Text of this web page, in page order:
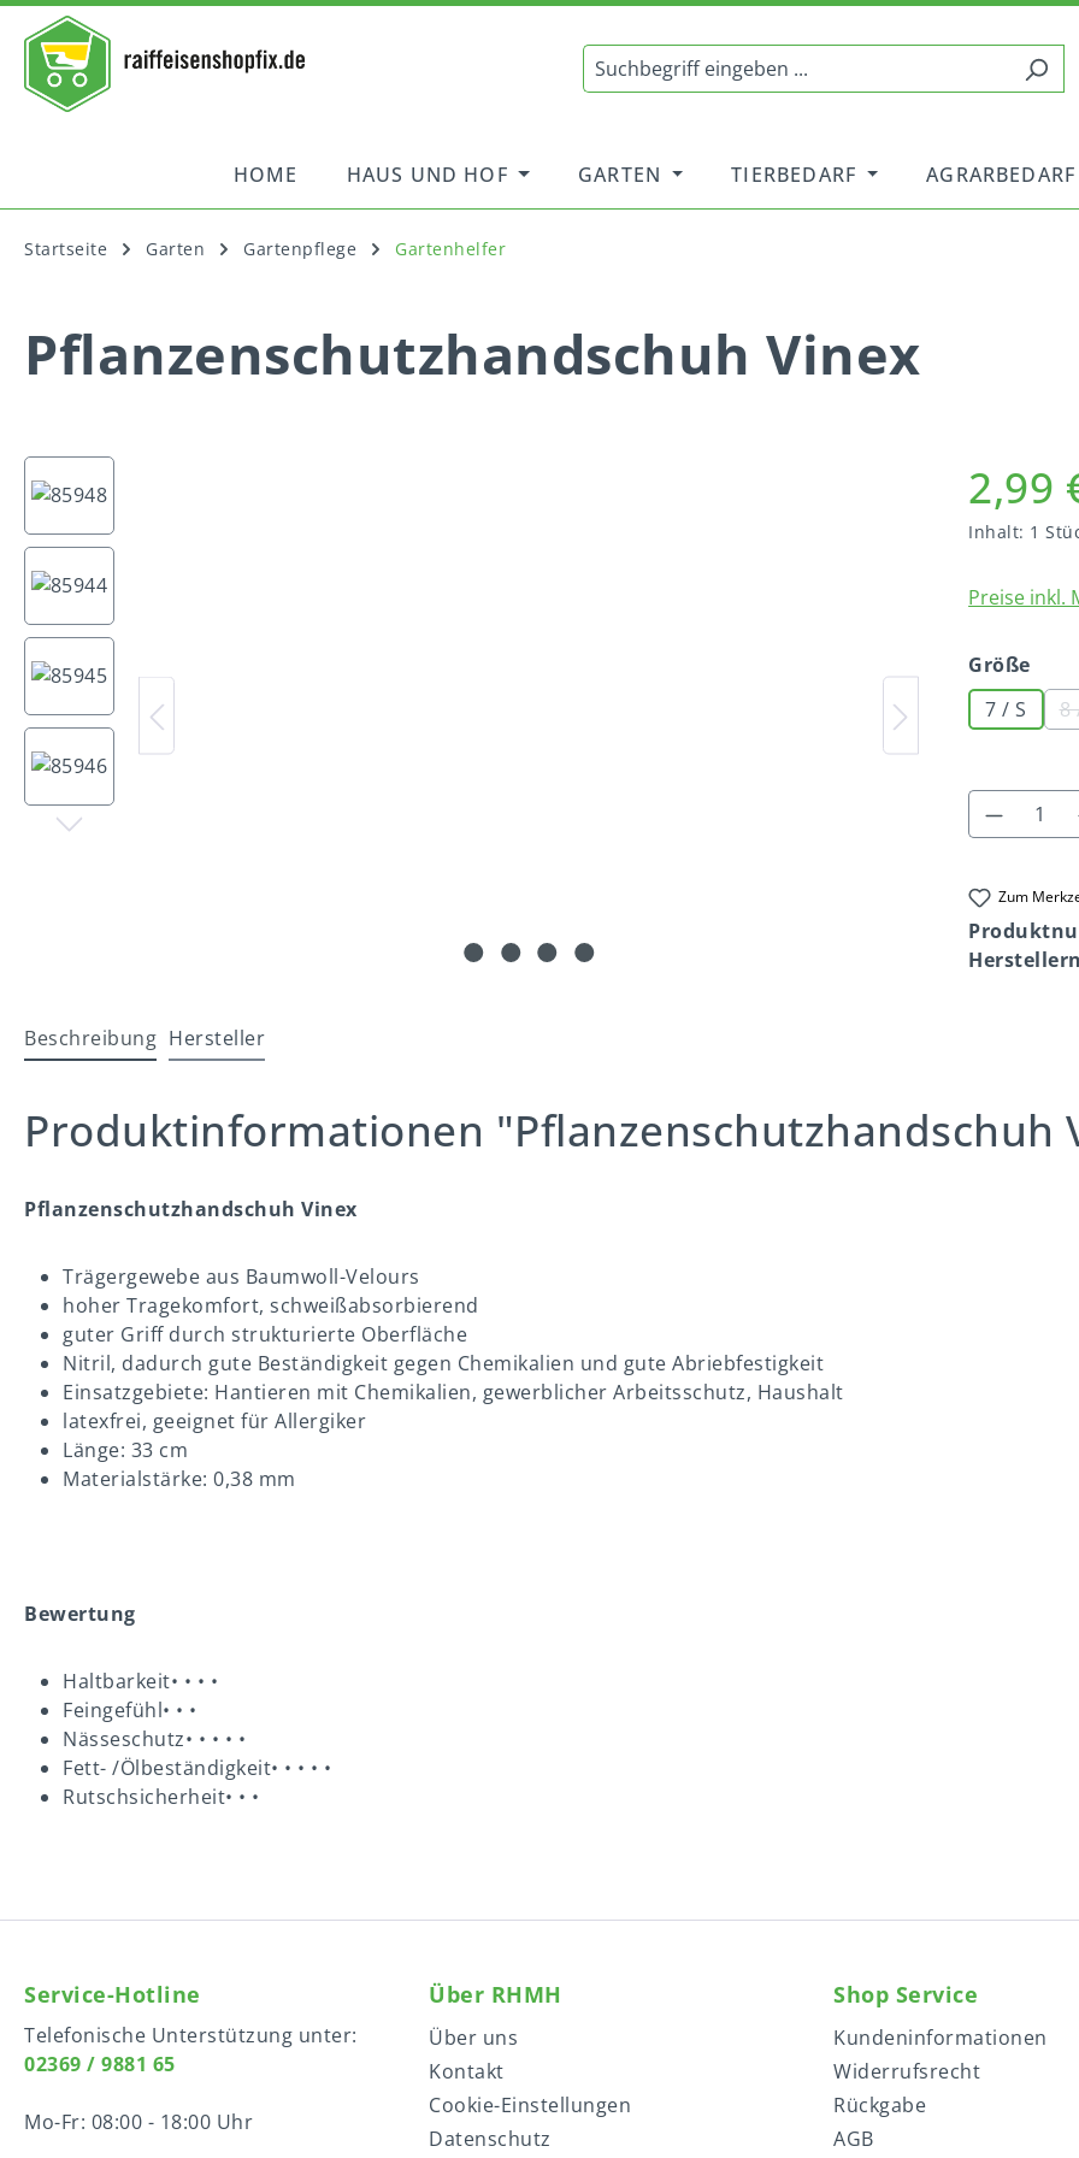
HOME HAUS UND HOF GARTEN TIERBEDARF AGRARBEDARF
Startseite Garten Gartenpflege Gartenhelfer
Pflanzenschutzhandschuh Vinex
Bildergalerie überspringen 2,99
Inhalt: 1
Preise inkl.
Größe
7 / S
8
Zum
Beschreibung Hersteller
Produktinformationen "Pflanzenschutzhandschuh
Pflanzenschutzhandschuh Vinex
Trägergewebe aus Baumwoll-Velours
hoher Tragekomfort, schweißabsorbierend
guter Griff durch strukturierte Oberfläche
Nitril, dadurch gute Beständigkeit gegen Chemikalien und gute Abriebfestigkeit
Einsatzgebiete: Hantieren mit Chemikalien, gewerblicher Arbeitsschutz, Haushalt
latexfrei, geeignet für Allergiker
Länge: 33 cm
Materialstärke: 0,38 mm
Bewertung
Haltbarkeit• • • •
Feingefühl• • •
Nässeschutz• • • • •
Fett- /Ölbeständigkeit• • • • •
Rutschsicherheit• • •
Service-Hotline
Telefonische Unterstützung unter:
02369 / 9881 65
Mo-Fr: 08:00 - 18:00 Uhr
Über RHMH
Über uns
Kontakt
Cookie-Einstellungen
Datenschutz
Shop Service
Kundeninformationen
Widerrufsrecht
Rückgabe
AGB